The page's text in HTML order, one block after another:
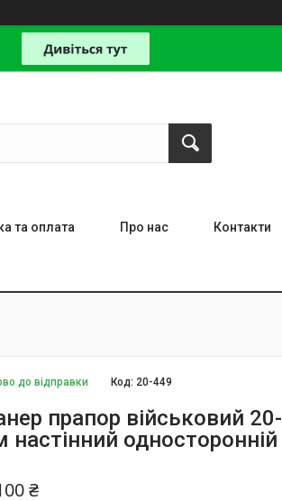
та оплата Про нас Контакти
до відправки Код: 20-449
прапор військовий
настінний
₴